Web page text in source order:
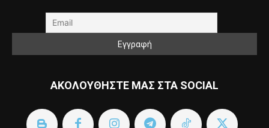
ΑΚΟΛΟΥΘΗΣΤΕ ΜΑΣ ΣΤΑ SOCIAL